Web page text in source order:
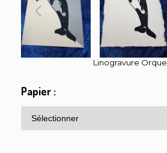
Linogravure Orque
Papier :